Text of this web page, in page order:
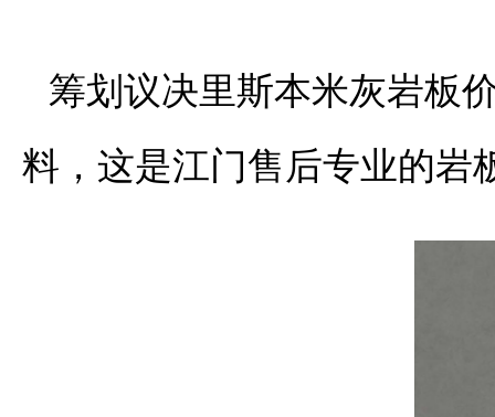
筹划议决里斯本米灰岩板
料，这是江门售后专业的岩